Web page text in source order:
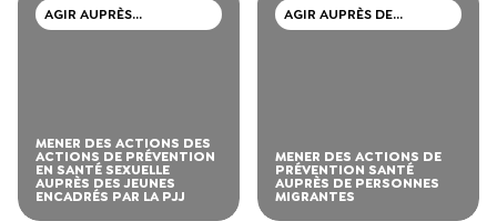
AGIR AUPRÈS
D’ADOLESCENTS ET DE
MENER DES ACTIONS DES
ACTIONS DE PRÉVENTION
EN SANTÉ SEXUELLE
AUPRÈS DES JEUNES
ENCADRÉS PAR LA PJJ
AGIR AUPRÈS DE
PERSONNES MIGRANTES
MENER DES ACTIONS DE
PRÉVENTION SANTÉ
AUPRÈS DE PERSONNES
MIGRANTES